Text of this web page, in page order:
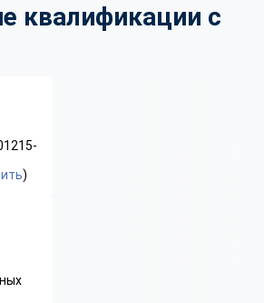
квалификации с
)